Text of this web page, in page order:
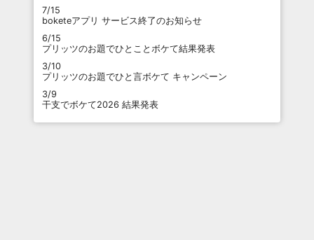
7/15
boketeアプリ サービス終了のお知らせ
6/15
プリッツのお題でひとことボケて結果発表
3/10
プリッツのお題でひと言ボケて キャンペーン
3/9
干支でボケて2026 結果発表